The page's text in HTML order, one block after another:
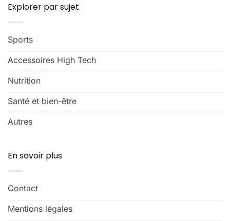
Explorer par sujet
Sports
Accessoires High Tech
Nutrition
Santé et bien-être
Autres
En savoir plus
Contact
Mentions légales